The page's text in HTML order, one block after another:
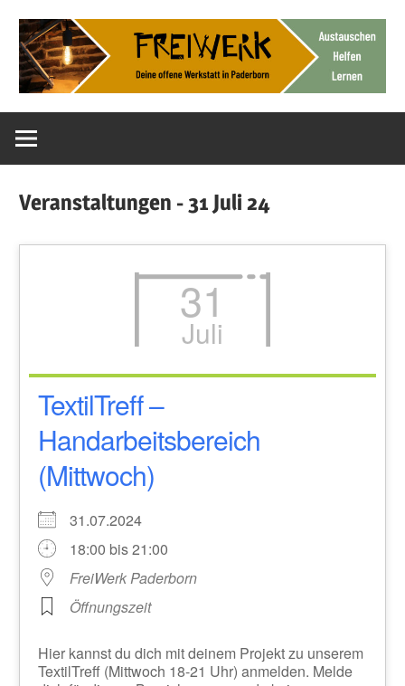
Inhalt
springen
FreiWerk
Paderborn
offene
Veranstaltungen - 31 Juli 24
31
Juli
TextilTreff –
Handarbeitsbereich
(Mittwoch)
31.07.2024
18:00 bis 21:00
FreiWerk Paderborn
Öffnungszeit
Hier kannst du dich mit deinem Projekt zu unserem
TextilTreff (Mittwoch 18-21 Uhr) anmelden. Melde